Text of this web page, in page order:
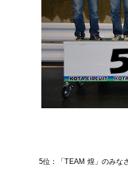
5位：「TEAM 煌」のみな